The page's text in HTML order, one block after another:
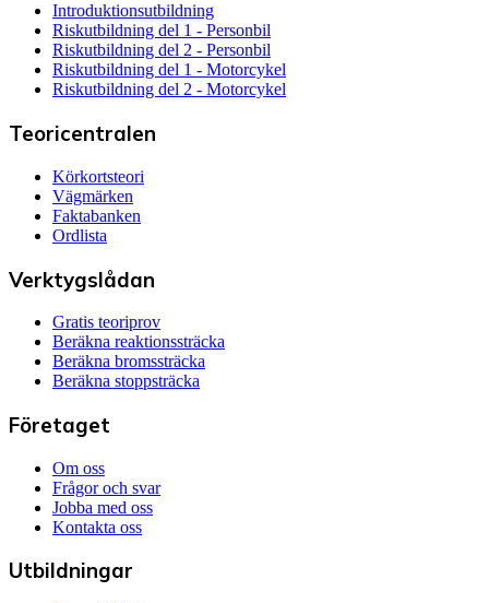
Introduktionsutbildning
Riskutbildning del 1 - Personbil
Riskutbildning del 2 - Personbil
Riskutbildning del 1 - Motorcykel
Riskutbildning del 2 - Motorcykel
Teoricentralen
Körkortsteori
Vägmärken
Faktabanken
Ordlista
Verktygslådan
Gratis teoriprov
Beräkna reaktionssträcka
Beräkna bromssträcka
Beräkna stoppsträcka
Företaget
Om oss
Frågor och svar
Jobba med oss
Kontakta oss
Utbildningar